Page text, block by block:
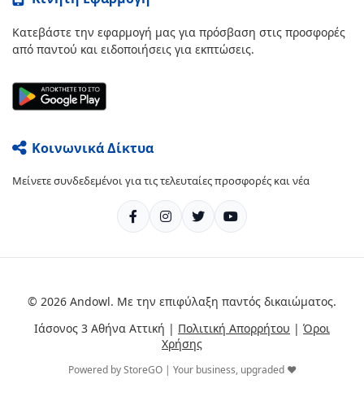
Κατεβάστε την εφαρμογή μας για πρόσβαση στις προσφορές
από παντού και ειδοποιήσεις για εκπτώσεις.
Κοινωνικά Δίκτυα
Μείνετε συνδεδεμένοι για τις τελευταίες προσφορές και νέα
© 2026 Andowl. Με την επιφύλαξη παντός δικαιώματος.
Ιάσονος 3 Αθήνα Αττική | Πολιτική Απορρήτου | Όροι
Χρήσης
Powered by StoreGO | Your business, upgraded ❤️